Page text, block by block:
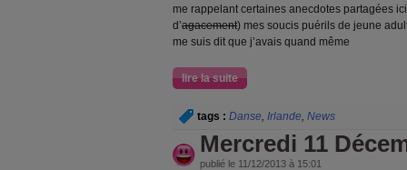
me rappelant certaines anecdotes partagées
d’agacement) mes soucis puérils de jeune
me suis dit que j’avais quand même
lire la suite
tags : Danse, Irlande, News
Mercredi 11
publié le 11/12/2013 à 15:01